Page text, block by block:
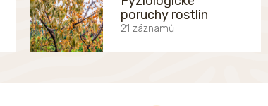
poruchy rostlin
21 záznamů